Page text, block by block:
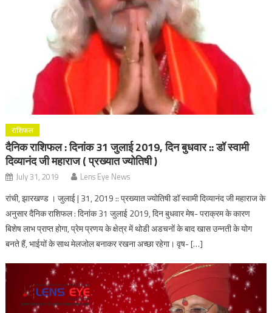
राशिफल
दैनिक राशिफल : दिनांक 31 जुलाई 2019, दिन बुधवार :: डॉ स्वामी
दिव्यानंद जी महाराज ( प्रख्यात ज्योतिषी )
July 31, 2019 Lens Eye News
रांची, झारखण्ड । जुलाई | 31, 2019 :: प्रख्यात ज्योतिषी डॉ स्वामी दिव्यानंद जी महाराज के
अनुसार दैनिक राशिफल : दिनांक 31 जुलाई 2019, दिन बुधवार मेष- पराक्रम के कारण
बिशेष लाभ प्राप्त होगा, प्रेम प्रणय के क्षेत्र में थोडी अडचनों के बाद खास उन्नती के योग
बनते हैं, भाईयों के साथ मेलजोल बनाकर रखना अच्छा रहेगा। वृष- […]